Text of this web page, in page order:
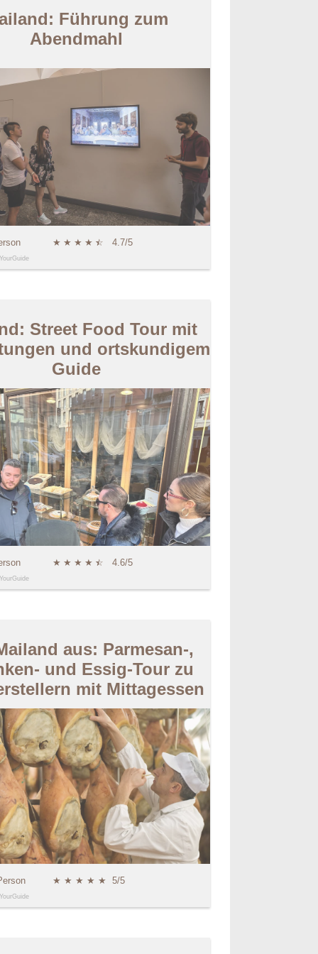
Führung zum
Abendmahl
★ ★ ★ ★ ★
☆ 4.7/5
Street Food Tour mit
und ortskundigem
Guide
★ ★ ★ ★ ★
☆ 4.6/5
aus: Parmesan-,
und Essig-Tour zu
mit Mittagessen
★ ★ ★ ★ ★ 5/5